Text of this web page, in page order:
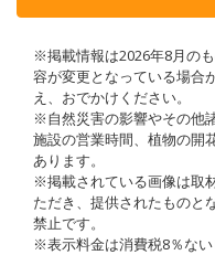
※掲載情報は2026年8月の
容が変更となっている場合
え、おでかけください。
※自然災害の影響やその他
施設の営業時間、植物の開
あります。
※掲載されている画像は取
ただき、提供されたものと
禁止です。
※表示料金は消費税8％ない